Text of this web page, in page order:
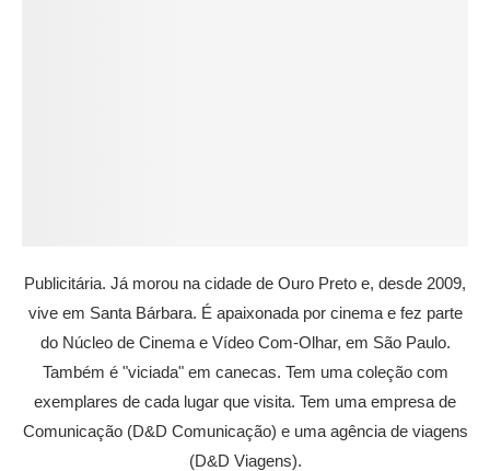
Publicitária. Já morou na cidade de Ouro Preto e, desde 2009,
vive em Santa Bárbara. É apaixonada por cinema e fez parte
do Núcleo de Cinema e Vídeo Com-Olhar, em São Paulo.
Também é "viciada" em canecas. Tem uma coleção com
exemplares de cada lugar que visita. Tem uma empresa de
Comunicação (D&D Comunicação) e uma agência de viagens
(D&D Viagens).